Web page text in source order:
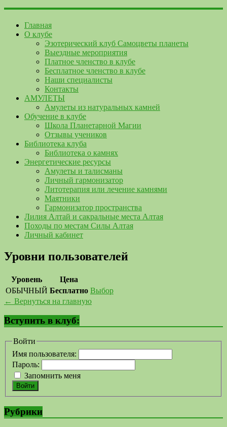
Главная
О клубе
Эзотерический клуб Самоцветы планеты
Выездные мероприятия
Платное членство в клубе
Бесплатное членство в клубе
Наши специалисты
Контакты
АМУЛЕТЫ
Амулеты из натуральных камней
Обучение в клубе
Школа Планетарной Магии
Отзывы учеников
Библиотека клуба
Библиотека о камнях
Энергетические ресурсы
Амулеты и талисманы
Личный гармонизатор
Литотерапия или лечение камнями
Маятники
Гармонизатор пространства
Лилия Алтай и сакральные места Алтая
Походы по местам Силы Алтая
Личный кабинет
Уровни пользователей
Уровень
Цена
ОБЫЧНЫЙ Бесплатно Выбор
← Вернуться на главную
Вступить в клуб:
Войти
Имя пользователя:
Пароль:
Запомнить меня
Войти
Рубрики